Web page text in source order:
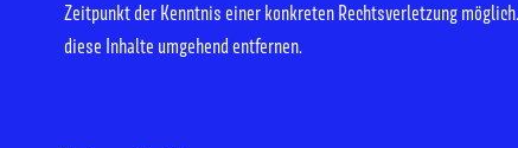
Zeitpunkt der Kenntnis einer konkreten Rechtsverletzung
diese Inhalte umgehend entfernen.